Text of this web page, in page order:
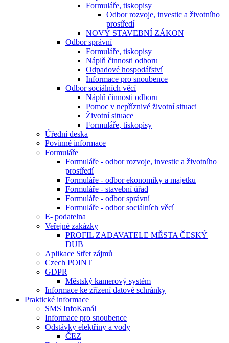
Formuláře, tiskopisy
Odbor rozvoje, investic a životního
prostředí
NOVÝ STAVEBNÍ ZÁKON
Odbor správní
Formuláře, tiskopisy
Náplň činnosti odboru
Odpadové hospodářství
Informace pro snoubence
Odbor sociálních věcí
Náplň činnosti odboru
Pomoc v nepříznivé životní situaci
Životní situace
Formuláře, tiskopisy
Úřední deska
Povinné informace
Formuláře
Formuláře - odbor rozvoje, investic a životního
prostředí
Formuláře - odbor ekonomiky a majetku
Formuláře - stavební úřad
Formuláře - odbor správní
Formuláře - odbor sociálních věcí
E- podatelna
Veřejné zakázky
PROFIL ZADAVATELE MĚSTA ČESKÝ
DUB
Aplikace Střet zájmů
Czech POINT
GDPR
Městský kamerový systém
Informace ke zřízení datové schránky
Praktické informace
SMS InfoKanál
Informace pro snoubence
Odstávky elektřiny a vody
ČEZ